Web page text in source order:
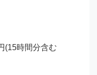
(15時間分含む